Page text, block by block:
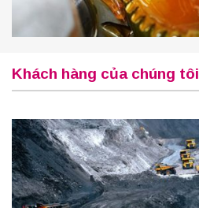
Khách hàng của chúng tôi